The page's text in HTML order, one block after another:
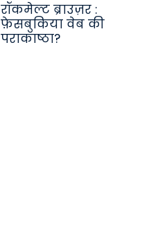
रॉकमेल्ट ब्राउज़र :
फ़ेसबुकिया वेब की
पराकाष्ठा?